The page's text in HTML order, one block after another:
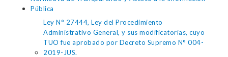
Pública
Ley N° 27444, Ley del Procedimiento
Administrativo General, y sus modificatorias, cuyo
TUO fue aprobado por Decreto Supremo N° 004-
2019-JUS.